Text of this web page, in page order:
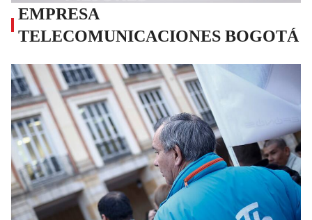
EMPRESA
TELECOMUNICACIONES BOGOTÁ